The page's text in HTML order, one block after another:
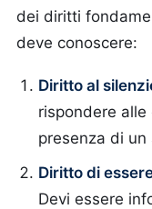
dei diritti
deve conoscere:
Diritto al
rispondere
presenza di un
Diritto di
Devi essere